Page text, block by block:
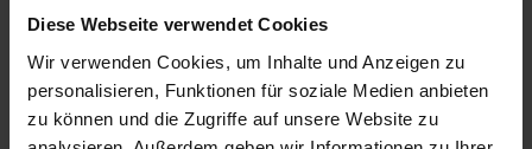
Diese Webseite verwendet Cookies
Wir verwenden Cookies, um Inhalte und Anzeigen zu
personalisieren, Funktionen für soziale Medien anbieten
zu können und die Zugriffe auf unsere Website zu
Hilfe für Brüder International e.V.
Evangelische Bank eG
IBAN DE89 5206 0410 0000 4156 00
BIC GENODEF1EK1